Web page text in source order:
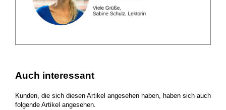
Auch interessant
Kunden, die sich diesen Artikel angesehen haben, haben sich auch
folgende Artikel angesehen.